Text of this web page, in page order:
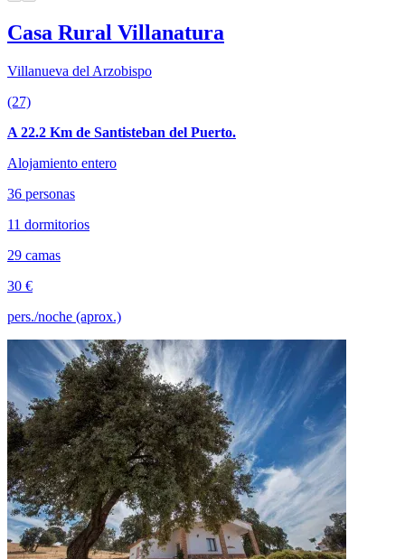
Casa Rural Villanatura
Villanueva del Arzobispo
(27)
A 22.2 Km de Santisteban del Puerto.
Alojamiento entero
36 personas
11 dormitorios
29 camas
30 €
pers./noche (aprox.)